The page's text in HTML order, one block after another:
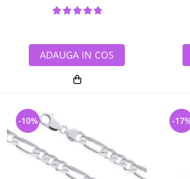
ADAUGA IN COS
-10% -